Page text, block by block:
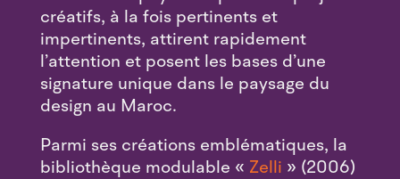
créatifs, à la fois pertinents et
impertinents, attirent rapidement
l’attention et posent les bases d’une
signature unique dans le paysage du
design au Maroc.
Parmi ses créations emblématiques, la
bibliothèque modulable « Zelli » (2006)